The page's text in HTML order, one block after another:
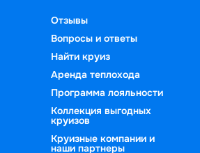
Отзывы
Вопросы и ответы
Найти круиз
Аренда теплохода
Программа лояльности
Коллекция выгодных
круизов
Круизные компании и
наши партнеры